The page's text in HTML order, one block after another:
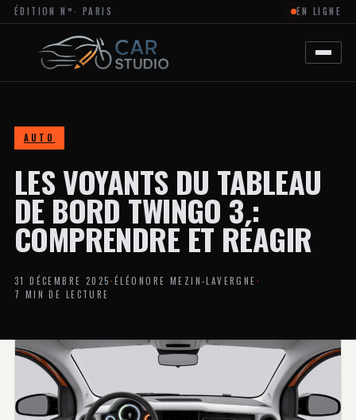
ÉDITION N°
MAGAZINE
DÉDIÉ
L’ACTUALITÉ
AUTOMOBILE
ET
MOTO,
PERSONNALISATION
ET
AUX
TENDANCES
CRÉATIVES
L’UNIVERS
DES
VÉHICULES.
PROPOSE
DES
INTERVIEWS
EXCLUSIVES
DE
DESIGNERS,
· PARIS EN LIGNE
AUTO
LES VOYANTS DU TABLEAU
DE BORD TWINGO 3 :
COMPRENDRE ET RÉAGIR
31 DÉCEMBRE 2025·ÉLÉONORE MEZIN-LAVERGNE·
7 MIN DE LECTURE